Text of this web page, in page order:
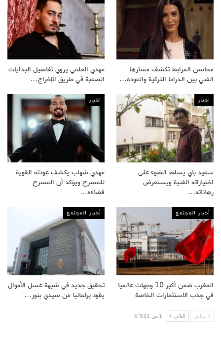
محاسن المرابط تكشف مسارها
الفني بين الدراما التركية والعودة…
مهدي العلمي يروي تفاصيل البدايات
الصعبة في طريق الإخراج…
اخبار
سعيد باي يسلط الضوء على
اختياراته الفنية ويستعرض
رهاناته…
اخبار
مهدي شهاب يكشف عودته القوية
للمسرح ويؤكد أن المسرح
فضاءه…
أخبار المجتمع
المغرب ضمن أكبر 10 وجهات عالميا
في جذب الاستثمارات الخاصة
أخبار المجتمع
تحقيق جديد في شبهة غسل الأموال
يقود برلمانيا من سيدي بنور…
سابق التالى 1 من 6٬932